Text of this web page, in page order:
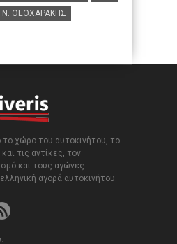
N. ΘΕΟΧΑΡΑΚΗΣ
το χώρο του αυτοκινήτου, το
τις αντίκες, τον
και τους αγώνες
αγορά αυτοκινήτου.